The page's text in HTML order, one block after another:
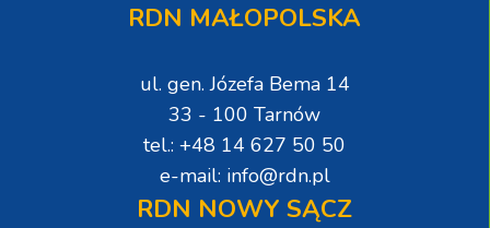
RDN MAŁOPOLSKA
ul. gen. Józefa Bema 14
33 - 100 Tarnów
tel.: +48 14 627 50 50
e-mail: info@rdn.pl
RDN NOWY SĄCZ